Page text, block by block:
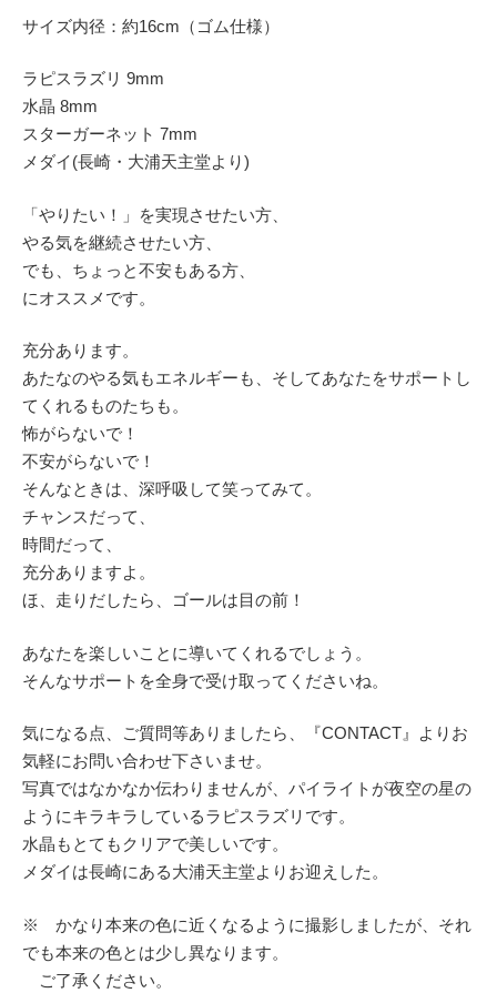
サイズ内径：約16cm（ゴム仕様）
ラピスラズリ 9mm
水晶 8mm
スターガーネット 7mm
メダイ(長崎・大浦天主堂より)
「やりたい！」を実現させたい方、
やる気を継続させたい方、
でも、ちょっと不安もある方、
にオススメです。
充分あります。
あたなのやる気もエネルギーも、そしてあなたをサポートし
てくれるものたちも。
怖がらないで！
不安がらないで！
そんなときは、深呼吸して笑ってみて。
チャンスだって、
時間だって、
充分ありますよ。
ほ、走りだしたら、ゴールは目の前！
あなたを楽しいことに導いてくれるでしょう。
そんなサポートを全身で受け取ってくださいね。
気になる点、ご質問等ありましたら、『CONTACT』よりお
気軽にお問い合わせ下さいませ。
写真ではなかなか伝わりませんが、パイライトが夜空の星の
ようにキラキラしているラピスラズリです。
水晶もとてもクリアで美しいです。
メダイは長崎にある大浦天主堂よりお迎えした。
※ かなり本来の色に近くなるように撮影しましたが、それ
でも本来の色とは少し異なります。
ご了承ください。